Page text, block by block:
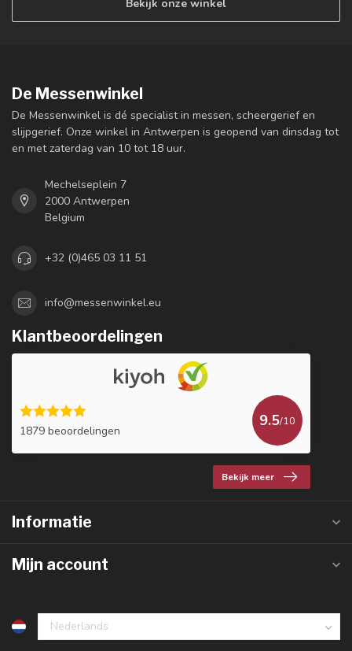
Bekijk onze winkel
De Messenwinkel
De Messenwinkel is dé specialist in messen, scheergerief en
slijpgerief. Onze winkel in Antwerpen is geopend van dinsdag tot
en met zaterdag van 10 tot 18 uur.
Mechelseplein 7
2000 Antwerpen
Belgium
+32 (0)465 03 11 51
info@messenwinkel.eu
Klantbeoordelingen
1879 beoordelingen
9.5/10
Bekijk meer
Informatie
Mijn account